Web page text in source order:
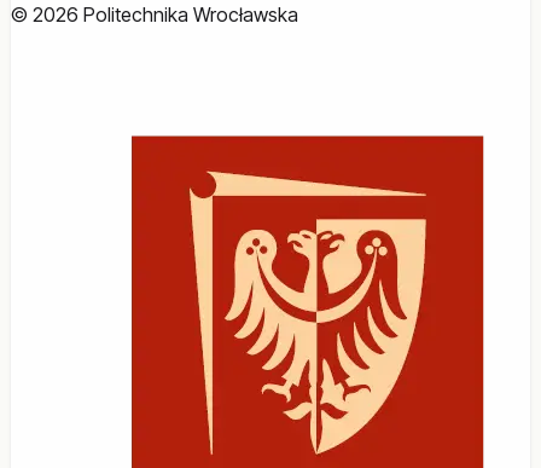
© 2026 Politechnika Wrocławska